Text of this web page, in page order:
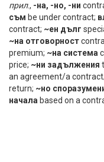
прил., -на, -но, -ни
съм be under contract;
contract; ~ен дълг
~на отговорност
premium; ~на система
price; ~ни задължения
an agreement/a
return; ~но
начала based on a